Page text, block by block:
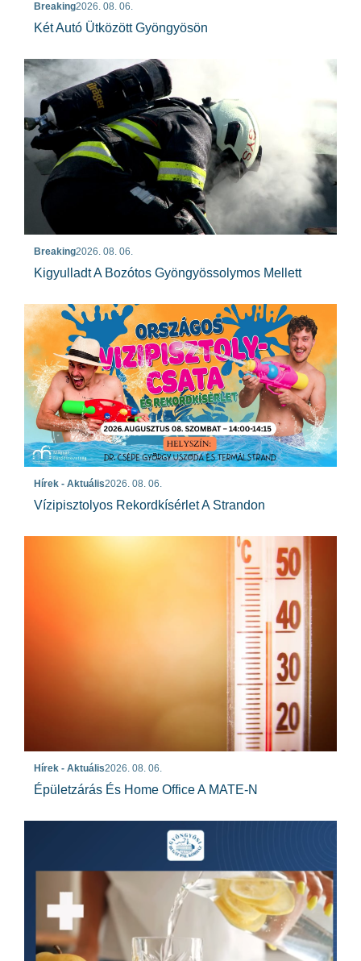
Breaking2026. 08. 06.
Két Autó Ütközött Gyöngyösön
Breaking2026. 08. 06.
Kigyulladt A Bozótos Gyöngyössolymos Mellett
Hírek - Aktuális2026. 08. 06.
Vízipisztolyos Rekordkísérlet A Strandon
Hírek - Aktuális2026. 08. 06.
Épületzárás És Home Office A MATE-N